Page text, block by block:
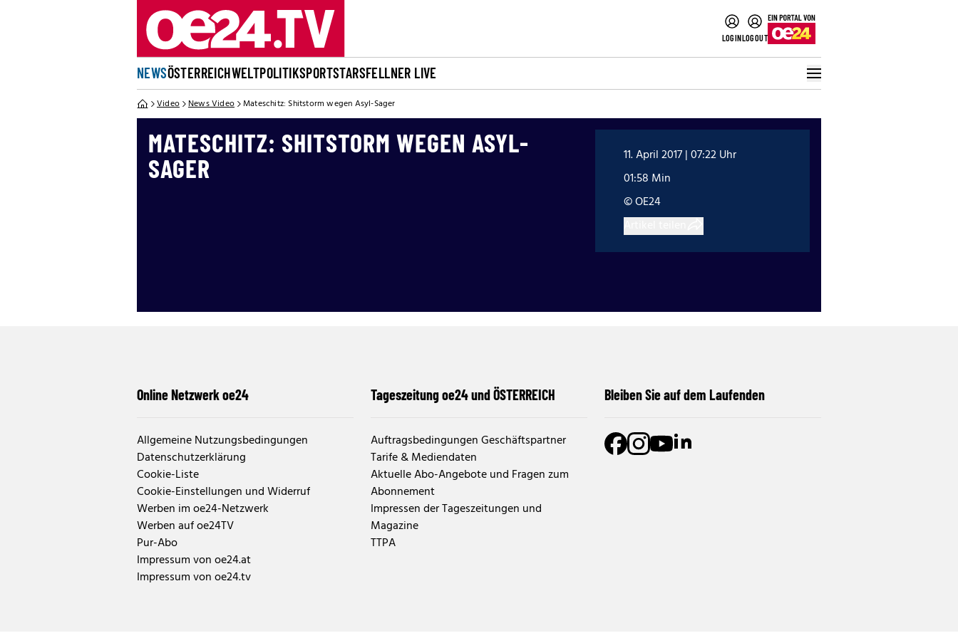
LOGINLOGOUT
NEWSÖSTERREICHWELTPOLITIKSPORTSTARSFELLNER LIVE
Video News Video Mateschitz: Shitstorm wegen Asyl-Sager
MATESCHITZ: SHITSTORM WEGEN ASYL-
SAGER
11. April 2017 | 07:22 Uhr
01:58 Min
© OE24
Online Netzwerk oe24
Allgemeine Nutzungsbedingungen
Datenschutzerklärung
Cookie-Liste
Cookie-Einstellungen und Widerruf
Werben im oe24-Netzwerk
Werben auf oe24TV
Pur-Abo
Impressum von oe24.at
Impressum von oe24.tv
Tageszeitung oe24 und ÖSTERREICH
Auftragsbedingungen Geschäftspartner
Tarife & Mediendaten
Aktuelle Abo-Angebote und Fragen zum
Abonnement
Impressen der Tageszeitungen und
Magazine
TTPA
Bleiben Sie auf dem Laufenden